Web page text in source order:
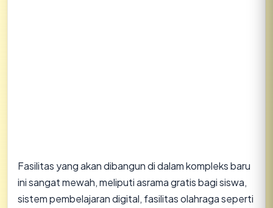
Fasilitas yang akan dibangun di dalam kompleks baru
ini sangat mewah, meliputi asrama gratis bagi siswa,
sistem pembelajaran digital, fasilitas olahraga seperti